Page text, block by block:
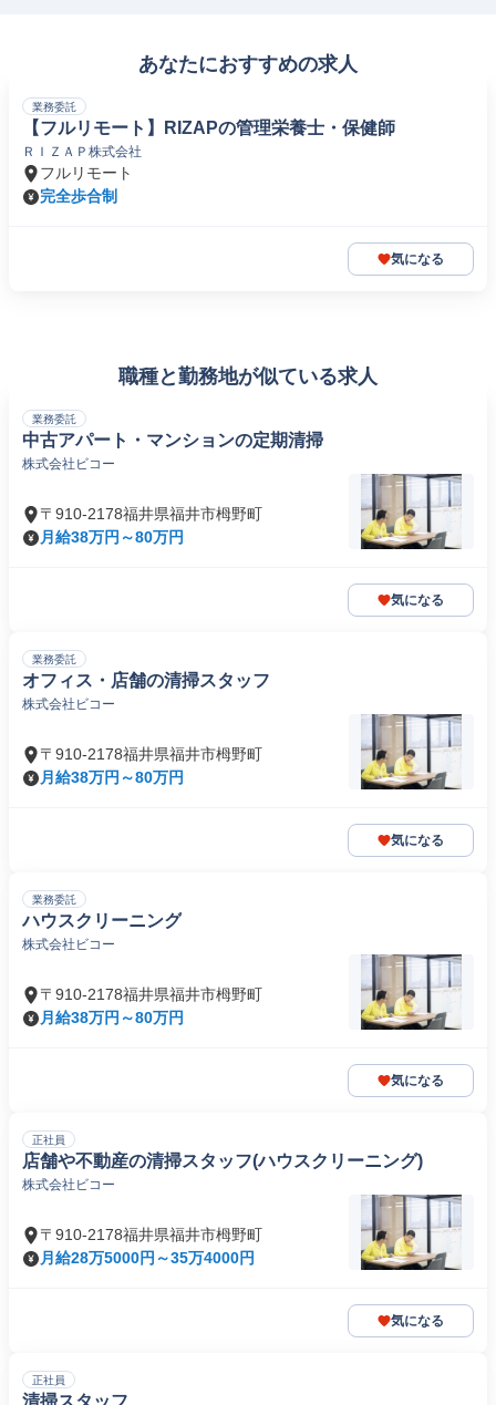
あなたにおすすめの求人
業務委託
【フルリモート】RIZAPの管理栄養士・保健師
ＲＩＺＡＰ株式会社
フルリモート
完全歩合制
気になる
職種と勤務地が似ている求人
業務委託
中古アパート・マンションの定期清掃
株式会社ビコー
〒910-2178福井県福井市栂野町
月給38万円～80万円
気になる
業務委託
オフィス・店舗の清掃スタッフ
株式会社ビコー
〒910-2178福井県福井市栂野町
月給38万円～80万円
気になる
業務委託
ハウスクリーニング
株式会社ビコー
〒910-2178福井県福井市栂野町
月給38万円～80万円
気になる
正社員
店舗や不動産の清掃スタッフ(ハウスクリーニング)
株式会社ビコー
〒910-2178福井県福井市栂野町
月給28万5000円～35万4000円
気になる
正社員
清掃スタッフ